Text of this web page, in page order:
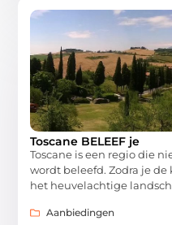
Toscane BELEEF je
Toscane is een regio die
wordt beleefd. Zodra je
het heuvelachtige
Aanbiedingen